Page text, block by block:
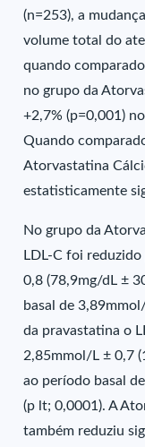
(n=253), a
volume total do
quando
no grupo da
+2,7% (p=0,001)
Quando
Atorvastatina
estatisticamente
No grupo da
LDL-C foi
0,8 (78,9mg/dL ±
basal de
da pravastatina o
2,85mmol/L ± 0,7
ao período basal
(p lt; 0,0001). A
também reduziu